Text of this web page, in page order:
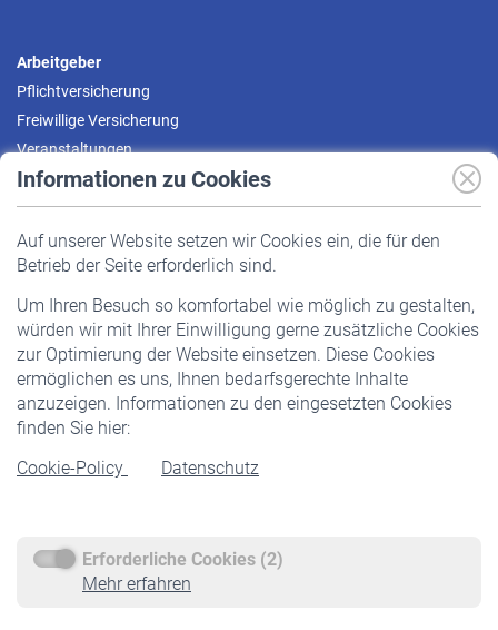
Informationen zu Cookies
Auf unserer Website setzen wir Cookies ein, die für den
Betrieb der Seite erforderlich sind.
Um Ihren Besuch so komfortabel wie möglich zu gestalten,
würden wir mit Ihrer Einwilligung gerne zusätzliche Cookies
zur Optimierung der Website einsetzen. Diese Cookies
ermöglichen es uns, Ihnen bedarfsgerechte Inhalte
anzuzeigen. Informationen zu den eingesetzten Cookies
finden Sie hier:
Cookie-Policy
Datenschutz
Erforderliche Cookies (2)
Mehr erfahren
Arbeitgeber
Pflichtversicherung
Freiwillige Versicherung
Veranstaltungen
Pflichtversicherung
Staatliche Förderung
Veranstaltungen
Rentner
Rentenbeginn
Rente beantragen
Service
Informationen